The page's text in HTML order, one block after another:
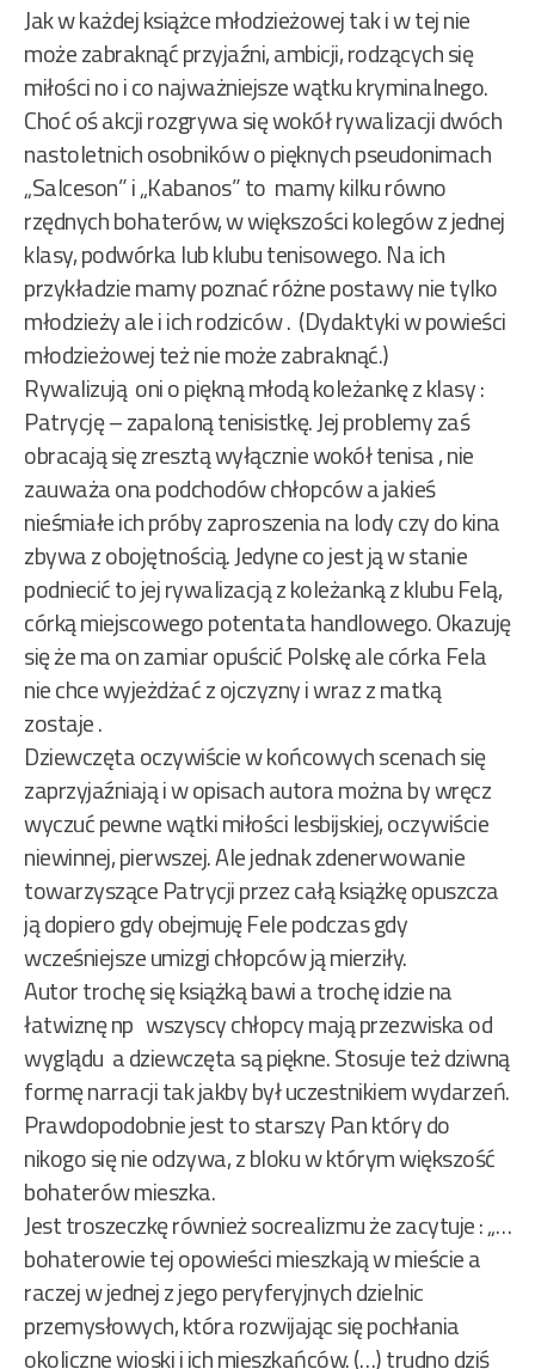
Jak w każdej książce młodzieżowej tak i w tej nie
może zabraknąć przyjaźni, ambicji, rodzących się
miłości no i co najważniejsze wątku kryminalnego.
Choć oś akcji rozgrywa się wokół rywalizacji dwóch
nastoletnich osobników o pięknych pseudonimach
„Salceson” i „Kabanos” to mamy kilku równo
rzędnych bohaterów, w większości kolegów z jednej
klasy, podwórka lub klubu tenisowego. Na ich
przykładzie mamy poznać różne postawy nie tylko
młodzieży ale i ich rodziców . (Dydaktyki w powieści
młodzieżowej też nie może zabraknąć.)
Rywalizują oni o piękną młodą koleżankę z klasy :
Patrycję – zapaloną tenisistkę. Jej problemy zaś
obracają się zresztą wyłącznie wokół tenisa , nie
zauważa ona podchodów chłopców a jakieś
nieśmiałe ich próby zaproszenia na lody czy do kina
zbywa z obojętnością. Jedyne co jest ją w stanie
podniecić to jej rywalizacją z koleżanką z klubu Felą,
córką miejscowego potentata handlowego. Okazuję
się że ma on zamiar opuścić Polskę ale córka Fela
nie chce wyjeżdżać z ojczyzny i wraz z matką
zostaje .
Dziewczęta oczywiście w końcowych scenach się
zaprzyjaźniają i w opisach autora można by wręcz
wyczuć pewne wątki miłości lesbijskiej, oczywiście
niewinnej, pierwszej. Ale jednak zdenerwowanie
towarzyszące Patrycji przez całą książkę opuszcza
ją dopiero gdy obejmuję Fele podczas gdy
wcześniejsze umizgi chłopców ją mierziły.
Autor trochę się książką bawi a trochę idzie na
łatwiznę np wszyscy chłopcy mają przezwiska od
wyglądu a dziewczęta są piękne. Stosuje też dziwną
formę narracji tak jakby był uczestnikiem wydarzeń.
Prawdopodobnie jest to starszy Pan który do
nikogo się nie odzywa, z bloku w którym większość
bohaterów mieszka.
Jest troszeczkę również socrealizmu że zacytuje : „…
bohaterowie tej opowieści mieszkają w mieście a
raczej w jednej z jego peryferyjnych dzielnic
przemysłowych, która rozwijając się pochłania
okoliczne wioski i ich mieszkańców. (…) trudno dziś